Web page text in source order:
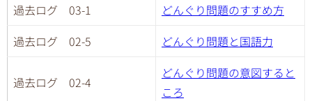
過去ログ 03-1
どんぐり問題のすすめ方
過去ログ 02-5
どんぐり問題と国語力
過去ログ 02-4
どんぐり問題の意図すると
ころ